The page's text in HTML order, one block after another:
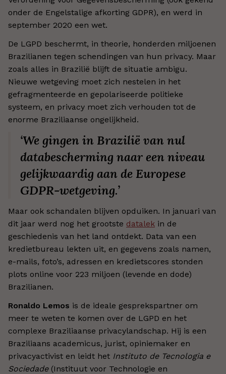
onder de Engelstalige afkorting GDPR), en werd in
september 2020 een wet.
De LGPD beschermt, in theorie, honderden miljoenen
Brazilianen tegen schendingen van hun privacy. Maar
zoals alles in Brazilië blijft de situatie ambigu.
Nieuwe wetgeving moet zich nestelen in het
gefragmenteerde en gepolariseerde politieke
systeem, en privacy moet zich verhouden tot de
enorme Braziliaanse ongelijkheid.
‘We gingen in Brazilië van nul
databescherming naar een niveau
gelijkwaardig aan de Europese
GDPR-wetgeving.’
Maar ook schandalen blijven opduiken. In januari van
dit jaar werd nog het grootste datalek in de
geschiedenis van het land ontdekt. Data van een
kredietbureau lekten uit, en gegevens zoals namen,
e-mails, foto’s, adressen en kredietscores stonden
plots online voor 223 miljoen (levende en dode)
Brazilianen.
Ronaldo Lemos is de ideale gesprekspartner om
meer te weten te komen over de LGPD en het
complexe Braziliaanse privacylandschap. Hij is een
Braziliaans academicus, jurist, opiniemaker en
privacyactivist en leidt het Instituto de Tecnologia e
Sociedade(Instituut voor Technologie en